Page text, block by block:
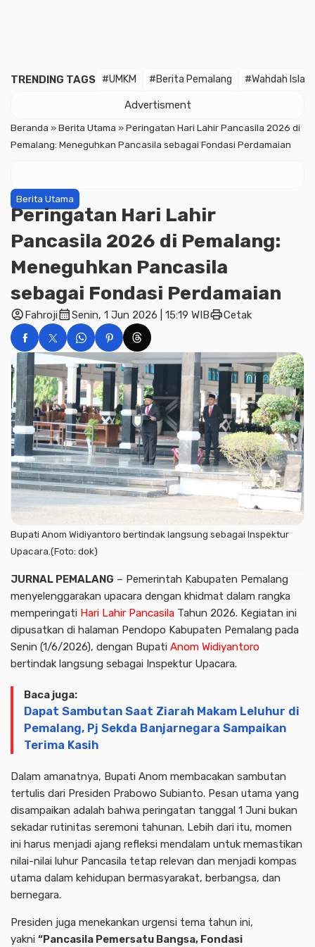
TRENDING TAGS #UMKM #Berita Pemalang #Wahdah
Advertisment
Beranda »Berita Utama »Peringatan Hari Lahir Pancasila 2026 di
Pemalang: Meneguhkan Pancasila sebagai Fondasi Perdamaian
Berita Utama
Peringatan Hari Lahir
Pancasila 2026 di Pemalang:
Meneguhkan Pancasila
sebagai Fondasi Perdamaian
account_circleFahrojicalendar_monthSenin, 1 Jun 2026 | 15:19 WIBprintCetak
Bupati Anom Widiyantoro bertindak langsung sebagai Inspektur
Upacara.(Foto: dok)
JURNAL PEMALANG – Pemerintah Kabupaten Pemalang
menyelenggarakan upacara dengan khidmat dalam rangka
memperingati Hari Lahir Pancasila Tahun 2026. Kegiatan ini
dipusatkan di halaman Pendopo Kabupaten Pemalang pada
Senin (1/6/2026), dengan Bupati Anom Widiyantoro
bertindak langsung sebagai Inspektur Upacara.
Baca juga:
Dapat Sambutan Saat Ziarah Makam Leluhur di
Pemalang, Pj Sekda Banjarnegara Sampaikan
Terima Kasih
Dalam amanatnya, Bupati Anom membacakan sambutan
tertulis dari Presiden Prabowo Subianto. Pesan utama yang
disampaikan adalah bahwa peringatan tanggal 1 Juni bukan
sekadar rutinitas seremoni tahunan. Lebih dari itu, momen
ini harus menjadi ajang refleksi mendalam untuk memastikan
nilai-nilai luhur Pancasila tetap relevan dan menjadi kompas
utama dalam kehidupan bermasyarakat, berbangsa, dan
bernegara.
Presiden juga menekankan urgensi tema tahun ini,
yakni “Pancasila Pemersatu Bangsa, Fondasi